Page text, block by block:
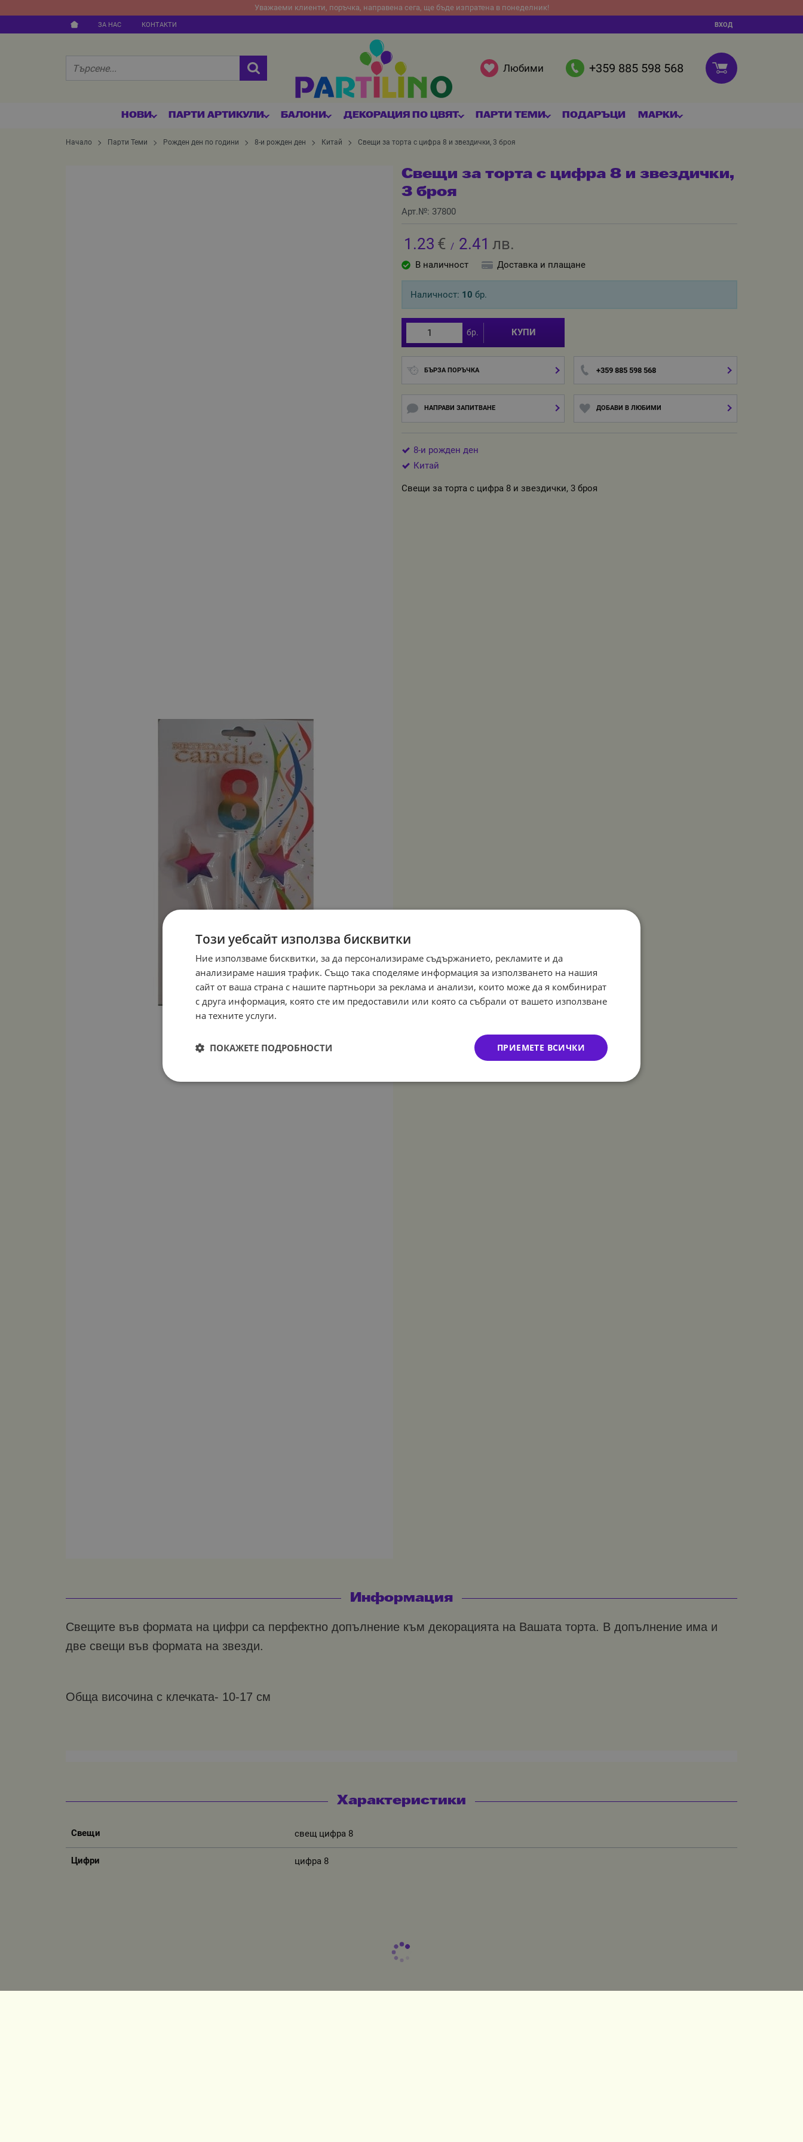
Уважаеми клиенти, поръчка, направена сега, ще бъде изпратена в понеделник!
ЗА НАС КОНТАКТИ ВХОД
+359 885 598 568
Любими
НОВИ ПАРТИ АРТИКУЛИ БАЛОНИ ДЕКОРАЦИЯ ПО ЦВЯТ ПАРТИ ТЕМИ ПОДАРЪЦИ МАРКИ
Начало Парти Теми Рожден ден по години 8-и рожден ден Китай Свещи за торта с цифра 8 и звездички, 3 броя
Свещи за торта с цифра 8 и звездички,
3 броя
Арт.№: 37800
1.23 € / 2.41 лв.
В наличност Доставка и плащане
Наличност: 10 бр.
бр. КУПИ
БЪРЗА ПОРЪЧКА +359 885 598 568
НАПРАВИ ЗАПИТВАНЕ ДОБАВИ В ЛЮБИМИ
8-и рожден ден
Китай
Свещи за торта с цифра 8 и звездички, 3 броя
Информация
Свещите във формата на цифри са перфектно допълнение към декорацията на Вашата торта. В допълнение има и
две свещи във формата на звезди.
Обща височина с клечката- 10-17 см
Характеристики
Свещи свещ цифра 8
Цифри цифра 8
Този уебсайт използва бисквитки
Ние използваме бисквитки, за да персонализираме съдържанието, рекламите и да
анализираме нашия трафик. Също така споделяме информация за използването на нашия
сайт от ваша страна с нашите партньори за реклама и анализи, които може да я комбинират
с друга информация, която сте им предоставили или която са събрали от вашето използване
на техните услуги.
ПРИЕМЕТЕ ВСИЧКИ
ПОКАЖЕТЕ ПОДРОБНОСТИ